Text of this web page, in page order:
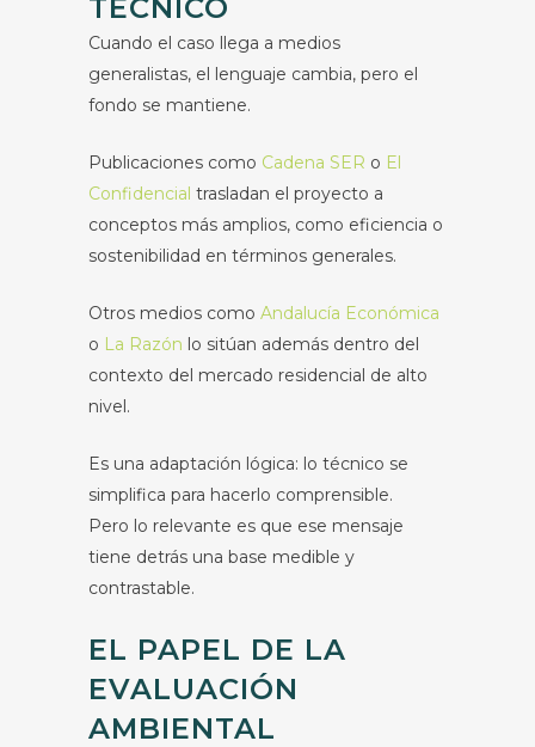
TÉCNICO
Cuando el caso llega a medios
generalistas, el lenguaje cambia, pero el
fondo se mantiene.
Publicaciones como Cadena SER o El
Confidencial trasladan el proyecto a
conceptos más amplios, como eficiencia o
sostenibilidad en términos generales.
Otros medios como Andalucía Económica
o La Razón lo sitúan además dentro del
contexto del mercado residencial de alto
nivel.
Es una adaptación lógica: lo técnico se
simplifica para hacerlo comprensible.
Pero lo relevante es que ese mensaje
tiene detrás una base medible y
contrastable.
EL PAPEL DE LA
EVALUACIÓN
AMBIENTAL